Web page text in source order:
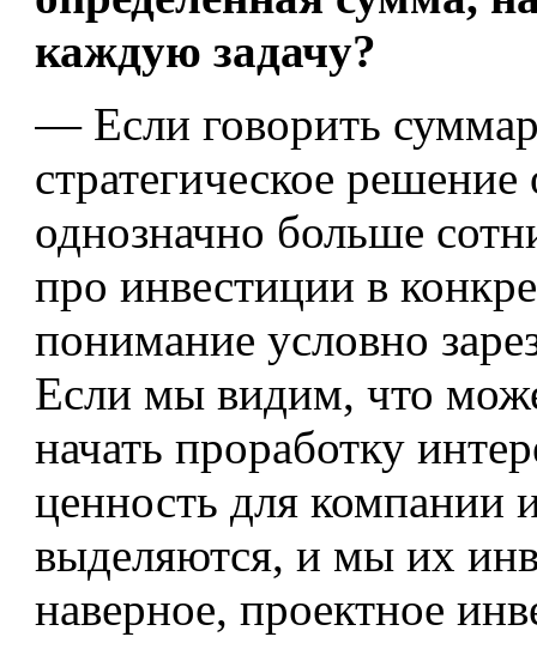
каждую задачу?
— Если говорить
стратегическое
однозначно больше
про инвестиции в
понимание условно
Если мы видим, что
начать проработку
ценность для компании
выделяются, и мы их
наверное, проектное